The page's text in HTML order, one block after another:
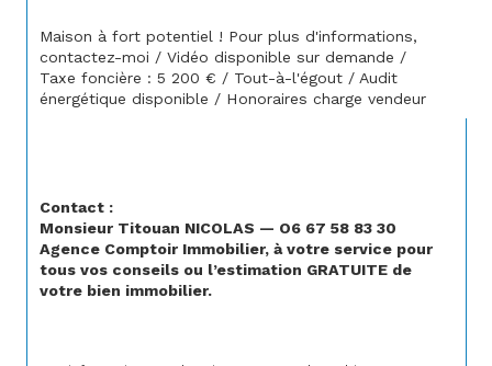
Maison à fort potentiel ! Pour plus d'informations,
contactez-moi / Vidéo disponible sur demande /
Taxe foncière : 5 200 € / Tout-à-l'égout / Audit
énergétique disponible / Honoraires charge vendeur
Contact :
Monsieur Titouan NICOLAS — O6 67 58 83 30
Agence Comptoir Immobilier, à votre service pour
tous vos conseils ou l’estimation GRATUITE de
votre bien immobilier.